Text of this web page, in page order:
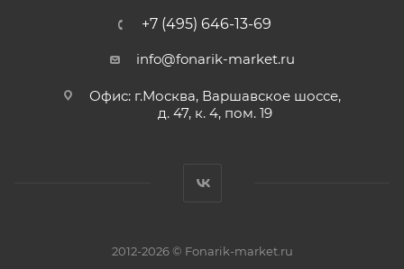
+7 (495) 646-13-69
info@fonarik-market.ru
Офис: г.Москва, Варшавское шоссе,
д. 47, к. 4, пом. 19
2012-2026 © Fonarik-market.ru